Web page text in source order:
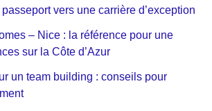
vers une carrière d’exception
– Nice : la référence pour une
sur la Côte d’Azur
un team building : conseils pour